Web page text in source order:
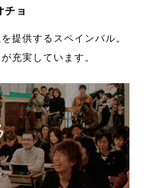
チョ
提供するスペインバル。
充実しています。